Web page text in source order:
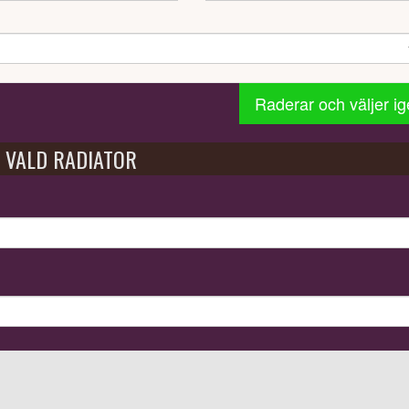
Raderar och väljer
VALD RADIATOR